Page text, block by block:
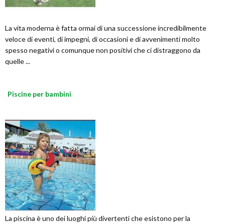
La vita moderna è fatta ormai di una successione incredibilmente
veloce di eventi, di impegni, di occasioni e di avvenimenti molto
spesso negativi o comunque non positivi che ci distraggono da
quelle ...
Piscine per bambini
La piscina è uno dei luoghi più divertenti che esistono per la